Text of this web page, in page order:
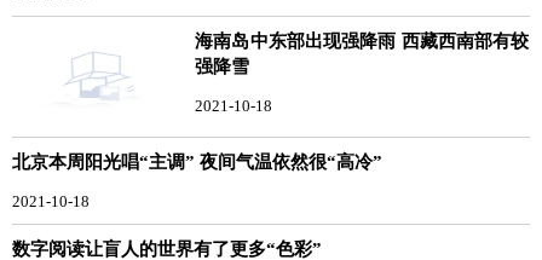
海南岛中东部出现强降雨 西藏西南部有较
强降雪
2021-10-18
北京本周阳光唱“主调” 夜间气温依然很“高冷”
2021-10-18
数字阅读让盲人的世界有了更多“色彩”